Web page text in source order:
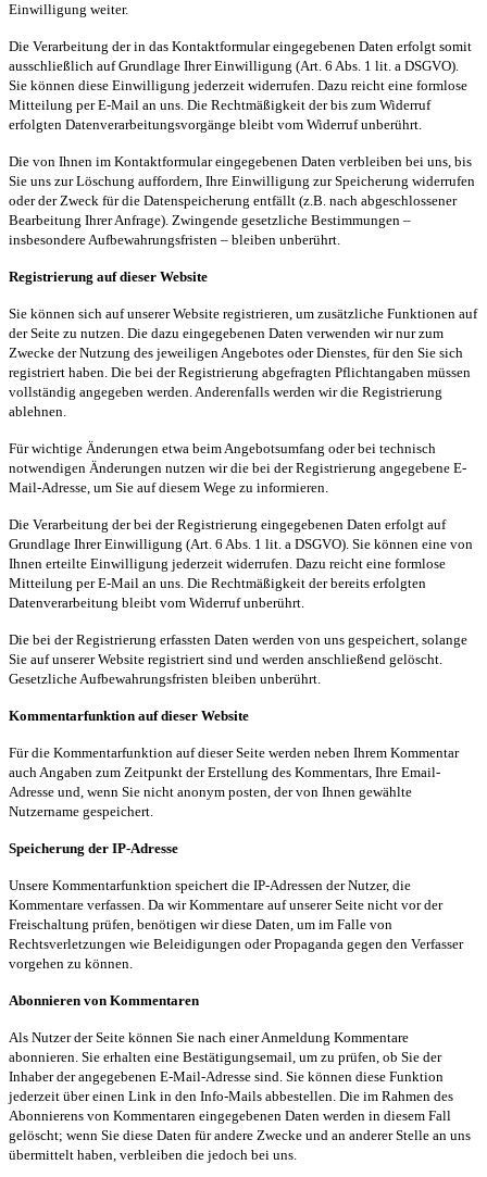
Einwilligung weiter.
Die Verarbeitung der in das Kontaktformular eingegebenen Daten erfolgt somit
ausschließlich auf Grundlage Ihrer Einwilligung (Art. 6 Abs. 1 lit . a DSGVO).
Sie können diese Einwilligung jederzeit widerrufen. Dazu reicht eine formlose
Mitteilung per E-Mail an uns. Die Rechtmäßigkeit der bis zum Widerruf
erfolgten Datenverarbeitungsvorgänge bleibt vom Widerruf unberührt.
Die von Ihnen im Kontaktformular eingegebenen Daten verbleiben bei uns, bis
Sie uns zur Löschung auffordern, Ihre Einwilligung zur Speicherung widerrufen
oder der Zweck für die Datenspeicherung entfällt (z.B. nach abgeschlossener
Bearbeitung Ihrer Anfrage). Zwingende gesetzliche Bestimmungen –
insbesondere Aufbewahrungsfristen – bleiben unberührt.
Registrierung auf dieser Website
Sie können sich auf unserer Website registrieren, um zusätzliche Funktionen auf
der Seite zu nutzen. Die dazu eingegebenen Daten verwenden wir nur zum
Zwecke der Nutzung des jeweiligen Angebotes oder Dienstes, für den Sie sich
registriert haben. Die bei der Registrierung abgefragten Pflichtangaben müssen
vollständig angegeben werden. Anderenfalls werden wir die Registrierung
ablehnen.
Für wichtige Änderungen etwa beim Angebotsumfang oder bei technisch
notwendigen Änderungen nutzen wir die bei der Registrierung angegebene E-
Mail-Adresse, um Sie auf diesem Wege zu informieren.
Die Verarbeitung der bei der Registrierung eingegebenen Daten erfolgt auf
Grundlage Ihrer Einwilligung (Art. 6 Abs. 1 lit . a DSGVO). Sie können eine von
Ihnen erteilte Einwilligung jederzeit widerrufen. Dazu reicht eine formlose
Mitteilung per E-Mail an uns. Die Rechtmäßigkeit der bereits erfolgten
Datenverarbeitung bleibt vom Widerruf unberührt.
Die bei der Registrierung erfassten Daten werden von uns gespeichert, solange
Sie auf unserer Website registriert sind und werden anschließend gelöscht.
Gesetzliche Aufbewahrungsfristen bleiben unberührt.
Kommentarfunktion auf dieser Website
Für die Kommentarfunktion auf dieser Seite werden neben Ihrem Kommentar
auch Angaben zum Zeitpunkt der Erstellung des Kommentars, Ihre Email-
Adresse und, wenn Sie nicht anonym posten, der von Ihnen gewählte
Nutzername gespeichert.
Speicherung der IP-Adresse
Unsere Kommentarfunktion speichert die IP-Adressen der Nutzer, die
Kommentare verfassen. Da wir Kommentare auf unserer Seite nicht vor der
Freischaltung prüfen, benötigen wir diese Daten, um im Falle von
Rechtsverletzungen wie Beleidigungen oder Propaganda gegen den Verfasser
vorgehen zu können.
Abonnieren von Kommentaren
Als Nutzer der Seite können Sie nach einer Anmeldung Kommentare
abonnieren. Sie erhalten eine Bestätigungsemail, um zu prüfen, ob Sie der
Inhaber der angegebenen E-Mail-Adresse sind. Sie können diese Funktion
jederzeit über einen Link in den Info-Mails abbestellen. Die im Rahmen des
Abonnierens von Kommentaren eingegebenen Daten werden in diesem Fall
gelöscht; wenn Sie diese Daten für andere Zwecke und an anderer Stelle an uns
übermittelt haben, verbleiben die jedoch bei uns.